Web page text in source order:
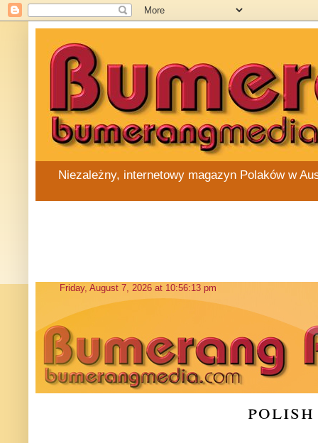
Niezależny, internetowy magazyn Polaków w